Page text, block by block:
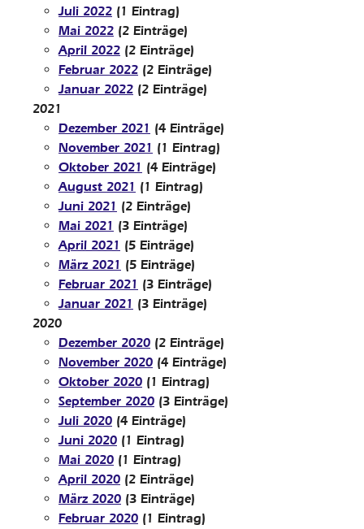
Juli 2022 (1 Eintrag)
Mai 2022 (2 Einträge)
April 2022 (2 Einträge)
Februar 2022 (2 Einträge)
Januar 2022 (2 Einträge)
2021
Dezember 2021 (4 Einträge)
November 2021 (1 Eintrag)
Oktober 2021 (4 Einträge)
August 2021 (1 Eintrag)
Juni 2021 (2 Einträge)
Mai 2021 (3 Einträge)
April 2021 (5 Einträge)
März 2021 (5 Einträge)
Februar 2021 (3 Einträge)
Januar 2021 (3 Einträge)
2020
Dezember 2020 (2 Einträge)
November 2020 (4 Einträge)
Oktober 2020 (1 Eintrag)
September 2020 (3 Einträge)
Juli 2020 (4 Einträge)
Juni 2020 (1 Eintrag)
Mai 2020 (1 Eintrag)
April 2020 (2 Einträge)
März 2020 (3 Einträge)
Februar 2020 (1 Eintrag)